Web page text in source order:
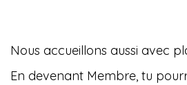
Nous accueillons aussi avec
En devenant Membre, tu